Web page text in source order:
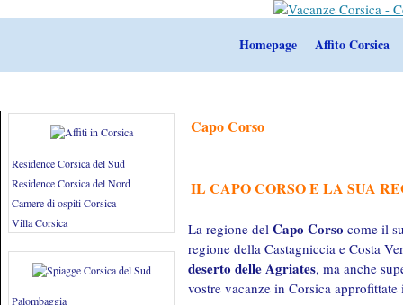
Homepage Affito Corsica
Residence Corsica del Sud
Residence Corsica del Nord
Camere di ospiti Corsica
Villa Corsica
Palombaggia
Capo Corso
IL CAPO CORSO E LA SUA
La regione del Capo Corso come il
regione della Castagniccia e Costa
deserto delle Agriates, ma anche
vostre vacanze in Corsica